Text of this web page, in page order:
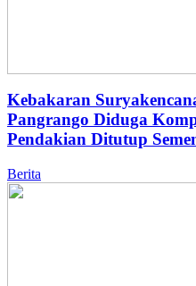
Kebakaran
Pangrango Diduga
Pendakian Ditutup
Berita